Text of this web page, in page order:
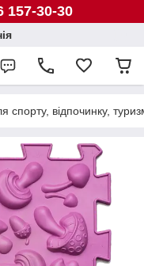
157-30-30
спорту, відпочинку,